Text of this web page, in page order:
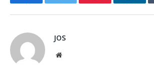
JOS
Website